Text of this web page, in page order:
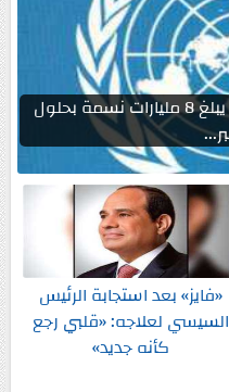
الأمم المتحدة: عدد سكان العالم يبلغ 8 مليارات نسمة بحلول
«فايز» بعد استجابة الرئيس
السيسي لعلاجه: «قلبي رجع
كأنه جديد»